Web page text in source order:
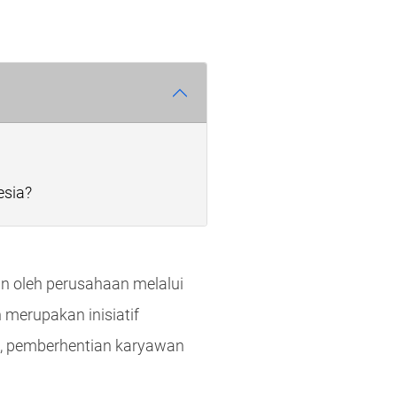
oleh perusahaan melalui
merupakan inisiatif
pemberhentian karyawan